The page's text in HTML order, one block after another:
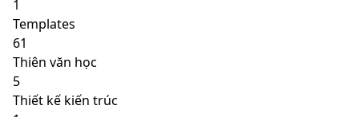
1
Templates
61
Thiên văn học
5
Thiết kế kiến trúc